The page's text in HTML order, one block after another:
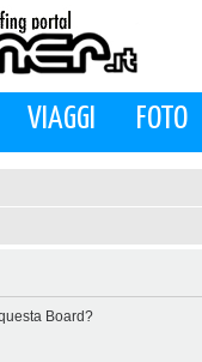
VIAGGI FOTO
Board?